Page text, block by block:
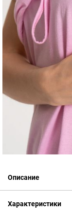
Описание
Универсальное
кормящих.
Характеристики